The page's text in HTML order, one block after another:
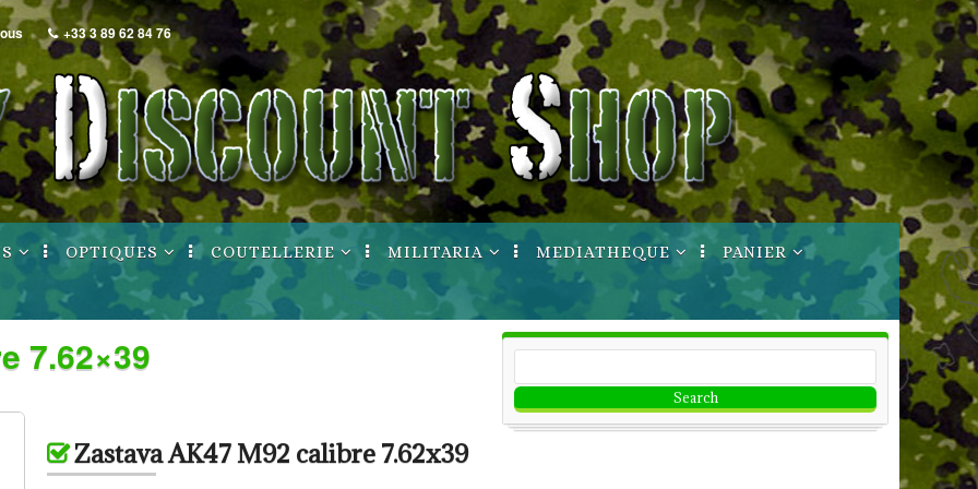
+33 3 89 62 84 76
poing
OPTIQUES
Lunettes / Points
rouge
COUTELLERIE
Archives / Ruptures
MILITARIA
Archives / Ruptures
MEDIATHEQUE
Manuels Techniques
Informations
PANIER
Votre Compte
Bon de commande
Imprimable
7.62×39
Zastava AK47 M92 calibre 7.62x39